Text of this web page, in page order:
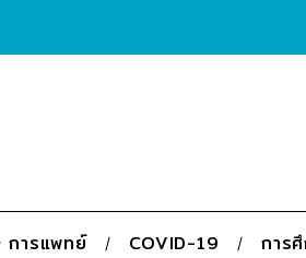
การแพทย์ COVID-19 การ